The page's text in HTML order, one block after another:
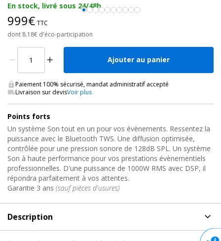
En stock, livré sous 24/48h
999€ TTC
dont 8.18€ d'éco-participation
Ajouter au panier
Paiement 100% sécurisé, mandat administratif accepté
Livraison sur devisVoir plus
Points forts
Un système Son tout en un pour vos évènements. Ressentez la
puissance avec le Bluetooth TWS. Une diffusion optimisée,
contrôlée pour une pression sonore de 128dB SPL. Un système
Son à haute performance pour vos prestations évènementiels
professionnelles. D'une puissance de 1000W RMS avec DSP, il
répondra parfaitement à vos attentes.
Garantie 3 ans (sauf pièces d'usures)
Description